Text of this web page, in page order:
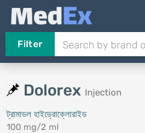
Filter
Dolorex Injection
ট্রামাডল হাইড্রোক্লোরাইড
100 mg/2 ml